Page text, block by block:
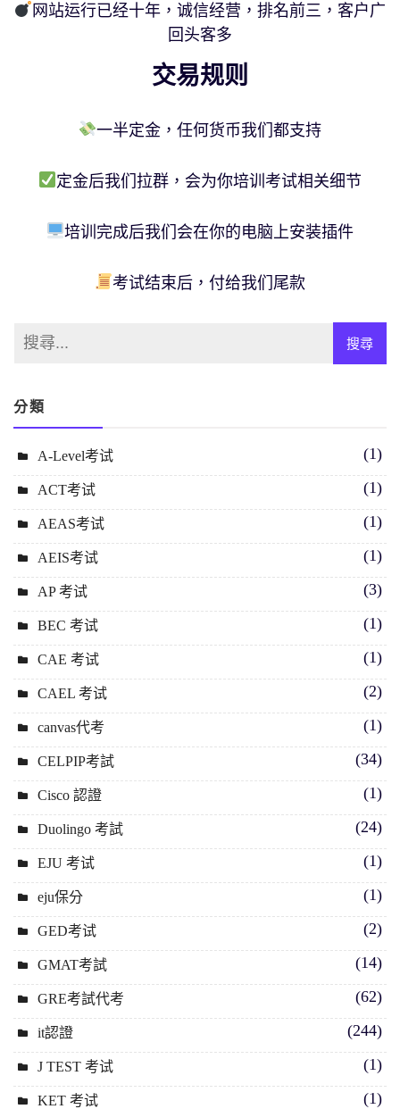
网站运行已经十年，诚信经营，排名前三，客户广
回头客多
交易规则
一半定金，任何货币我们都支持
定金后我们拉群，会为你培训考试相关细节
培训完成后我们会在你的电脑上安装插件
考试结束后，付给我们尾款
分類
A-Level考试 (1)
ACT考试 (1)
AEAS考试 (1)
AEIS考试 (1)
AP 考试 (3)
BEC 考试 (1)
CAE 考试 (1)
CAEL 考试 (2)
canvas代考 (1)
CELPIP考試 (34)
Cisco 認證 (1)
Duolingo 考試 (24)
EJU 考试 (1)
eju保分 (1)
GED考试 (2)
GMAT考試 (14)
GRE考試代考 (62)
it認證 (244)
J TEST 考试 (1)
KET 考试 (1)